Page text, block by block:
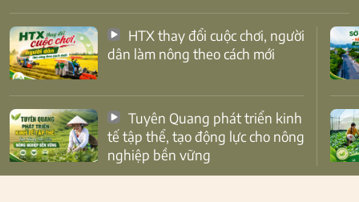
dân làm nông theo cách mới
tế tập thể, tạo động lực cho nông
nghiệp bền vững